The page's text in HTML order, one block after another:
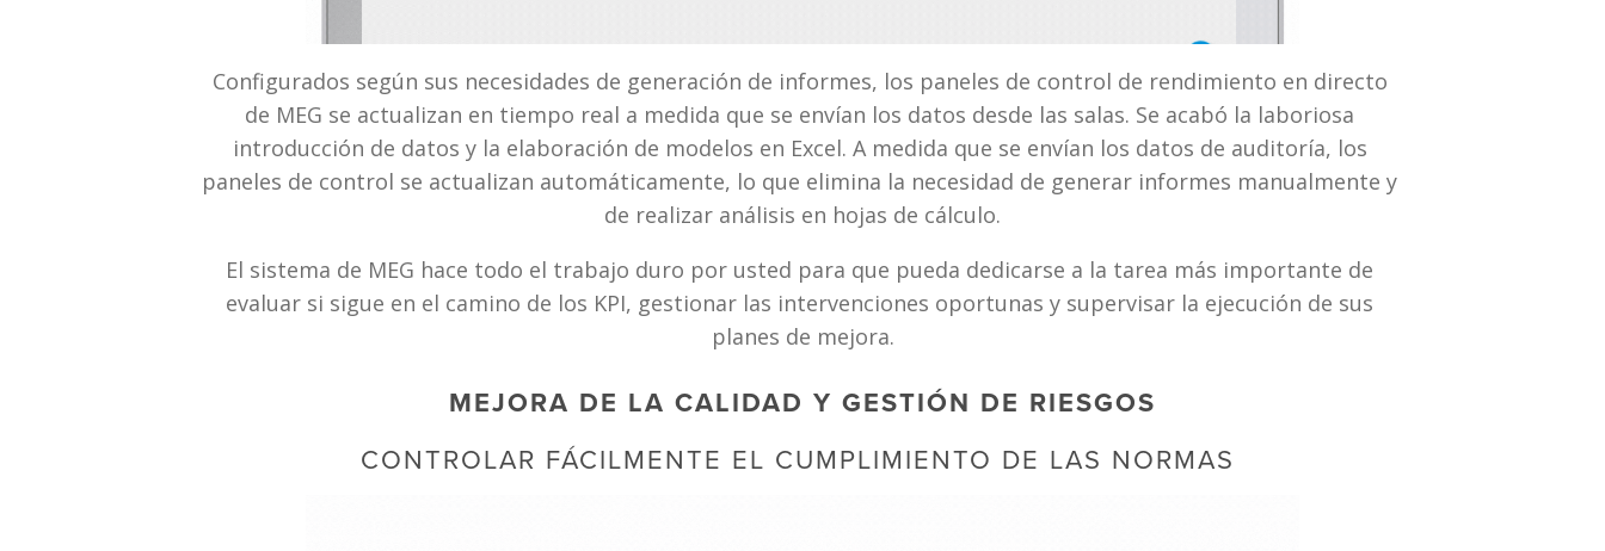
Configurados según sus necesidades de generación de informes, los paneles de control de rendimiento en directo
de MEG se actualizan en tiempo real a medida que se envían los datos desde las salas. Se acabó la laboriosa
introducción de datos y la elaboración de modelos en Excel. A medida que se envían los datos de auditoría, los
paneles de control se actualizan automáticamente, lo que elimina la necesidad de generar informes manualmente y
de realizar análisis en hojas de cálculo.
El sistema de MEG hace todo el trabajo duro por usted para que pueda dedicarse a la tarea más importante de
evaluar si sigue en el camino de los KPI, gestionar las intervenciones oportunas y supervisar la ejecución de sus
planes de mejora.
MEJORA DE LA CALIDAD Y GESTIÓN DE RIESGOS
CONTROLAR FÁCILMENTE EL CUMPLIMIENTO DE LAS NORMAS